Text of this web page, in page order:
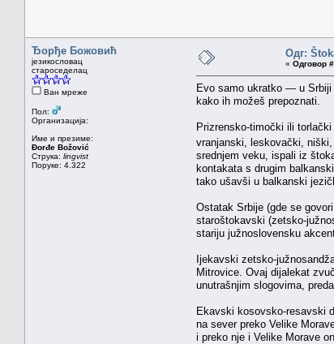
Ђорђе Божовић
језикословац
староседелац
Ван мреже
Пол:
Организација:
Име и презиме:
Đorđe Božović
Струка: lingvist
Поруке: 4.322
Одг:
« Одговор
Evo samo ukratko — u Srbiji
kako ih možeš prepoznati.
Prizrensko-timočki ili
vranjanski, leskovački,
srednjem veku, ispali iz
kontakata s drugim
tako ušavši u balkanski
Ostatak Srbije (gde se
staroštokavski (zetsko-
stariju južnoslovensku
Ijekavski zetsko-
Mitrovice. Ovaj dijalekat
unutrašnjim slogovima,
Ekavski kosovsko-resavski
na sever preko Velike
i preko nje i Velike Morave